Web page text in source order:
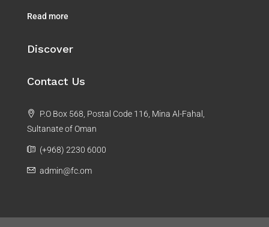
Read more
Discover
Contact Us
P.O Box 568, Postal Code 116, Mina Al-Fahal,
Sultanate of Oman
(+968) 2230 6000
admin@fc.om